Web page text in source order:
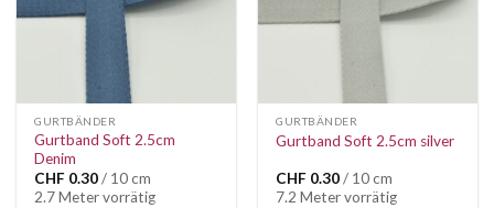
GURTBÄNDER
Gurtband Soft 2.5cm
Denim
CHF 0.30/ 10 cm
2.7 Meter vorrätig
GURTBÄNDER
Gurtband Soft 2.5cm silver
CHF 0.30/ 10 cm
7.2 Meter vorrätig